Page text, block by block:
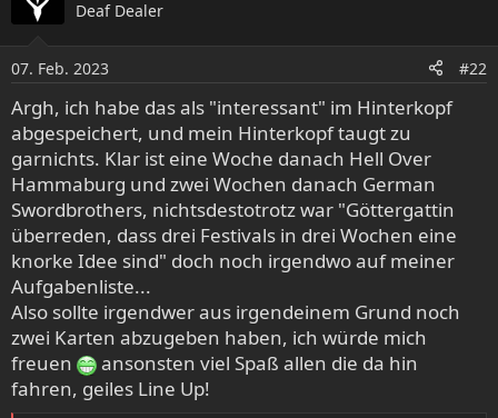
n
e
n
:
Deaf Dealer
07. Feb. 2023 #22
Argh, ich habe das als "interessant" im Hinterkopf
abgespeichert, und mein Hinterkopf taugt zu
garnichts. Klar ist eine Woche danach Hell Over
Hammaburg und zwei Wochen danach German
Swordbrothers, nichtsdestotrotz war "Göttergattin
überreden, dass drei Festivals in drei Wochen eine
knorke Idee sind" doch noch irgendwo auf meiner
Aufgabenliste...
Also sollte irgendwer aus irgendeinem Grund noch
zwei Karten abzugeben haben, ich würde mich
freuen
ansonsten viel Spaß allen die da hin
fahren, geiles Line Up!